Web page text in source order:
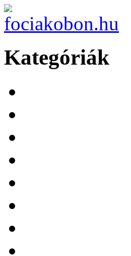
Kategóriák